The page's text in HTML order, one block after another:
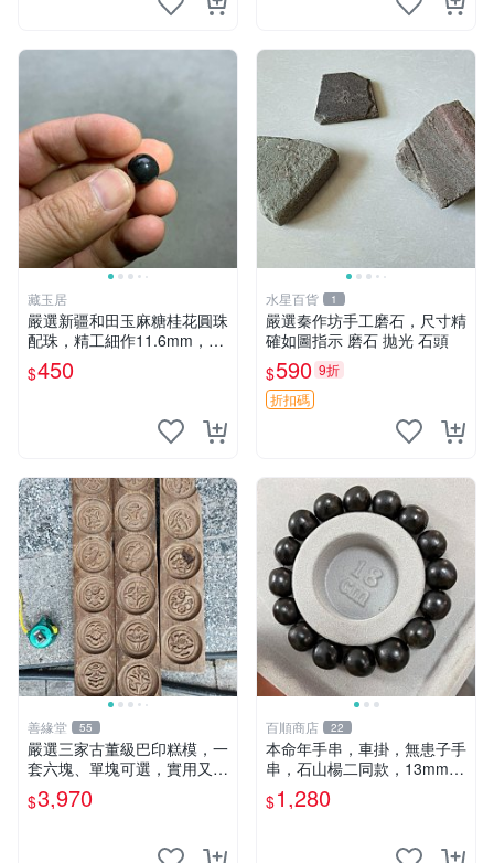
藏玉居
嚴選新疆和田玉麻糖桂花圓珠
配珠，精工細作11.6mm，價
格超值30元 和田玉 麻糖 桂花
$450
水星百貨 1
嚴選秦作坊手工磨石，尺寸精
確如圖指示 磨石 拋光 石頭
$590 9折
折扣碼
善緣堂 55
嚴選三家古董級巴印糕模，一
套六塊、單塊可選，實用又有
故事感，老物件自然磨損顯真
摯情感。三塊同款、二塊六個
圖，誠意價販售中，非老
$3,970
百順商店 22
本命年手串，車掛，無患子手
串，石山楊二同款，13mm左
右精挑極品無患子手串，無患
子、木患子、鬼見愁、菩提
$1,280